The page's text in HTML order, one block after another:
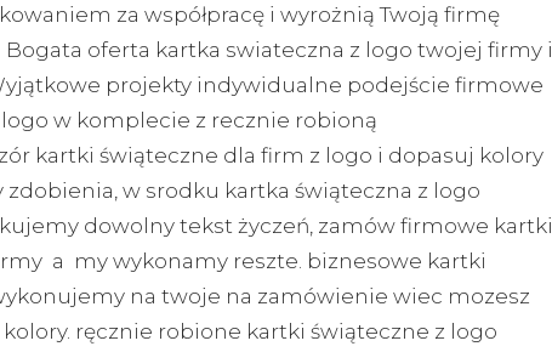
za współpracę i wyrożnią Twoją firmę
oferta kartka swiateczna z logo twojej firmy i
projekty indywidualne podejście firmowe
w komplecie z recznie robioną
kartki świąteczne dla firm z logo i dopasuj kolory
zdobienia, w srodku kartka świąteczna z logo
dowolny tekst życzeń, zamów firmowe kartki
a my wykonamy reszte. biznesowe kartki
na twoje na zamówienie wiec mozesz
ręcznie robione kartki świąteczne z logo